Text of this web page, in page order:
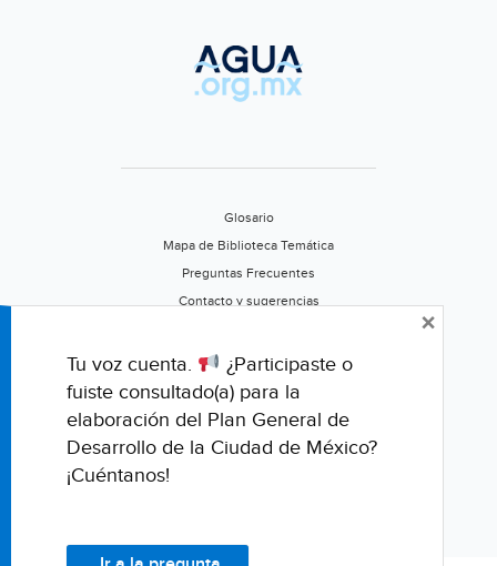
Glosario
Mapa de Biblioteca Temática
Preguntas Frecuentes
Contacto y sugerencias
Califica este portal
Tu voz cuenta.
¿Participaste o
fuiste consultado(a) para la
elaboración del Plan General de
Desarrollo de la Ciudad de México?
¡Cuéntanos!
×